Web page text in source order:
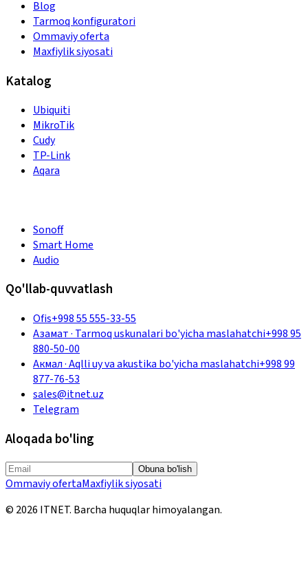
Blog
Tarmoq konfiguratori
Ommaviy oferta
Maxfiylik siyosati
Katalog
Ubiquiti
MikroTik
Cudy
TP-Link
Aqara
Sonoff
Smart Home
Audio
Qo'llab-quvvatlash
Ofis+998 55 555-33-55
Азамат· Tarmoq uskunalari bo'yicha maslahatchi+998 95
880-50-00
Акмал·Aqlli uy va akustika bo'yicha maslahatchi+998 99
877-76-53
sales@itnet.uz
Telegram
Aloqada bo'ling
Obuna bo'lish
Ommaviy ofertaMaxfiylik siyosati
© 2026 ITNET. Barcha huquqlar himoyalangan.